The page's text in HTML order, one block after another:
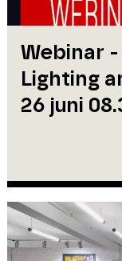
Webinar
Lighting
26 juni